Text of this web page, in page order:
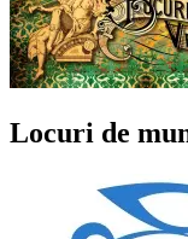
Locuri de